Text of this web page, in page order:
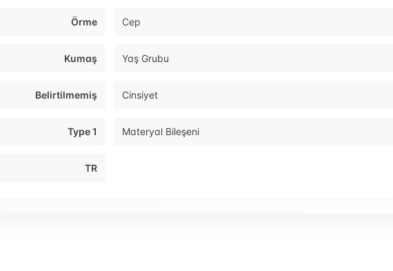
Örme Cep
Kumaş Yaş Grubu
Belirtilmemiş Cinsiyet
Type 1 Materyal Bileşeni
TR